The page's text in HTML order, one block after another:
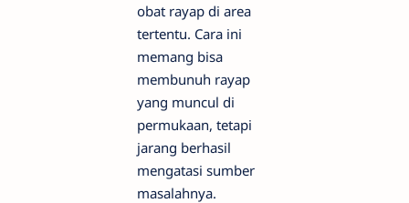
obat rayap di area
tertentu. Cara ini
memang bisa
membunuh rayap
yang muncul di
permukaan, tetapi
jarang berhasil
mengatasi sumber
masalahnya.